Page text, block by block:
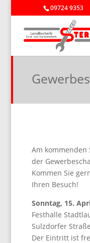
09724 9353
Am
der
Kommen Sie
Ihren Besuch!
Sonntag, 15.
Festhalle
Sulzdorfer Straße
Der Eintritt ist